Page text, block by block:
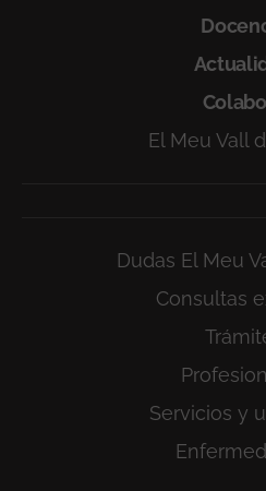
El Meu Vall
Dudas El Meu
Consultas
Servicios y